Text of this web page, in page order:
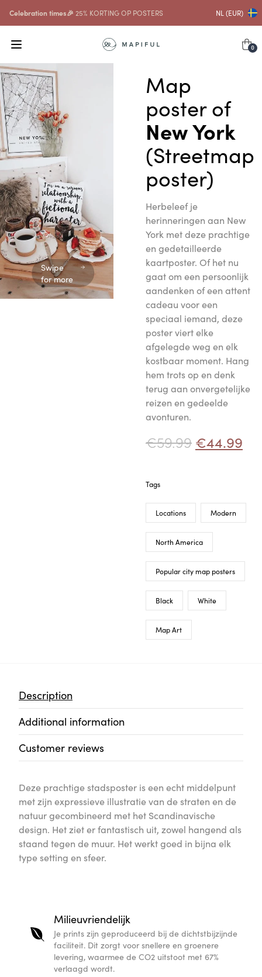
Celebration times🎉 25% KORTING OP POSTERS NL (EUR)
0
Swipe
for more
Map
poster of
New York
(Streetmap
poster)
Herbeleef je
herinneringen aan New
York met deze prachtige
en gedetailleerde
kaartposter. Of het nu
gaat om een persoonlijk
aandenken of een attent
cadeau voor een
speciaal iemand, deze
poster viert elke
afgelegde weg en elk
kostbaar moment. Hang
hem trots op en denk
terug aan onvergetelijke
reizen en gedeelde
avonturen.
€59.99 €44.99
Tags
Locations Modern
North America
Popular city map posters
Black White
Map Art
Description
Additional information
Customer reviews
Deze prachtige stadsposter is een echt middelpunt
met zijn expressieve illustratie van de straten en de
natuur gecombineerd met het Scandinavische
design. Het ziet er fantastisch uit, zowel hangend als
staand tegen de muur. Het werkt goed in bijna elk
type setting en sfeer.
Milieuvriendelijk
Je prints zijn geproduceerd bij de dichtstbijzijnde
faciliteit. Dit zorgt voor snellere en groenere
levering, waarmee de CO2 uitstoot met 67%
verlaagd wordt.